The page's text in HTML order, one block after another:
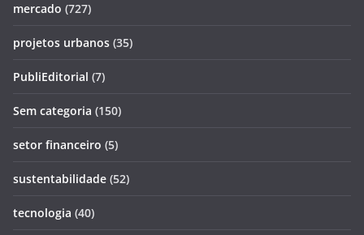
mercado (727)
projetos urbanos (35)
PubliEditorial (7)
Sem categoria (150)
setor financeiro (5)
sustentabilidade (52)
tecnologia (40)